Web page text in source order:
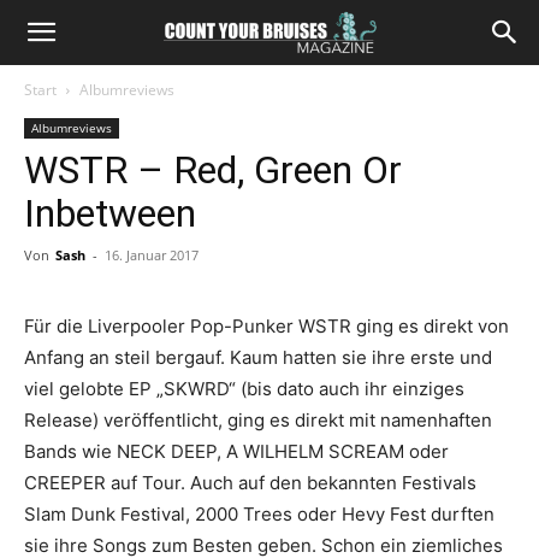
Start Albumreviews
Albumreviews
WSTR – Red, Green Or
Inbetween
Von Sash - 16. Januar 2017
Für die Liverpooler Pop-Punker WSTR ging es direkt von
Anfang an steil bergauf. Kaum hatten sie ihre erste und
viel gelobte EP „SKWRD“ (bis dato auch ihr einziges
Release) veröffentlicht, ging es direkt mit namenhaften
Bands wie NECK DEEP, A WILHELM SCREAM oder
CREEPER auf Tour. Auch auf den bekannten Festivals
Slam Dunk Festival, 2000 Trees oder Hevy Fest durften
sie ihre Songs zum Besten geben. Schon ein ziemliches